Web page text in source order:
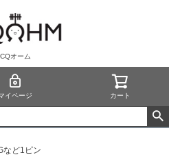
CQオーム
イページ カート
など1ピン